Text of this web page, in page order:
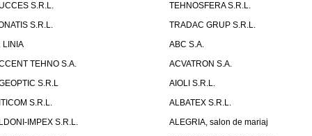
S.R.L.
TEHNOSFERA S.R.L.
S.R.L.
TRADAC GRUP S.R.L.
LINIA
ABC S.A.
TEHNO S.A.
ACVATRON S.A.
S.R.L
AIOLI S.R.L.
S.R.L.
ALBATEX S.R.L.
IMPEX S.R.L.
ALEGRIA, salon de mariaj